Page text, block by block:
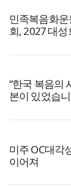
민족복음화
회, 2027 대성
“한국 복음의
본이 있었습
미주 OC대각
이어져